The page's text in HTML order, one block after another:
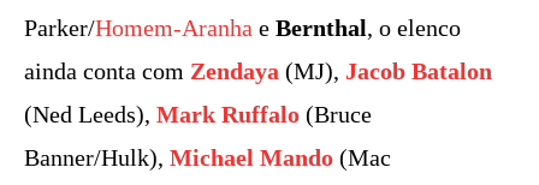
Parker/Homem-Aranha e Bernthal, o elenco
ainda conta com Zendaya (MJ), Jacob Batalon
(Ned Leeds), Mark Ruffalo (Bruce
Banner/Hulk), Michael Mando (Mac